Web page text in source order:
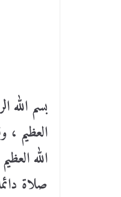
بسم اللّٰه
العظيم ،
اللّٰه
صلاة